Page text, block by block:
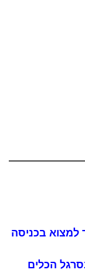
בכניסה
הכלים